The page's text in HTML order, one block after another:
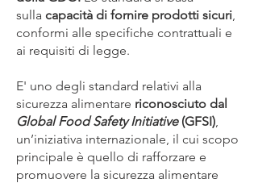
sulla capacità di fornire prodotti sicuri,
conformi alle specifiche contrattuali e
ai requisiti di legge.
E' uno degli standard relativi alla
sicurezza alimentare riconosciuto dal
Global Food Safety Initiative(GFSI),
un’iniziativa internazionale, il cui scopo
principale è quello di rafforzare e
promuovere la sicurezza alimentare